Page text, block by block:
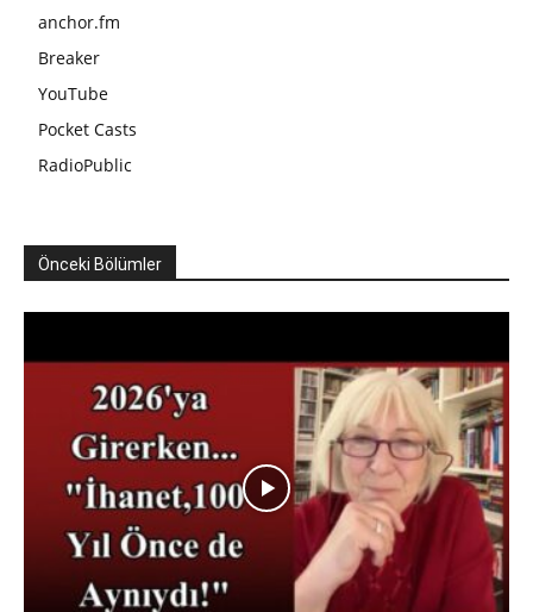
anchor.fm
Breaker
YouTube
Pocket Casts
RadioPublic
Önceki Bölümler